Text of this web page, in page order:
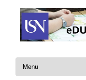
Hopp til innhold